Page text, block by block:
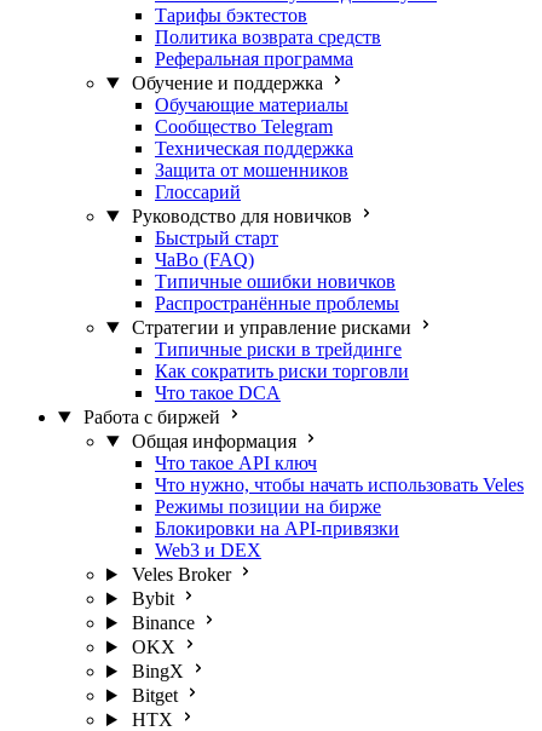
Тарифы бэктестов
Политика возврата средств
Реферальная программа
Обучение и поддержка
Обучающие материалы
Сообщество Telegram
Техническая поддержка
Защита от мошенников
Глоссарий
Руководство для новичков
Быстрый старт
ЧаВо (FAQ)
Типичные ошибки новичков
Распространённые проблемы
Стратегии и управление рисками
Типичные риски в трейдинге
Как сократить риски торговли
Что такое DCA
Работа с биржей
Общая информация
Что такое API ключ
Что нужно, чтобы начать использовать Veles
Режимы позиции на бирже
Блокировки на API-привязки
Web3 и DEX
Veles Broker
Bybit
Binance
OKX
BingX
Bitget
HTX